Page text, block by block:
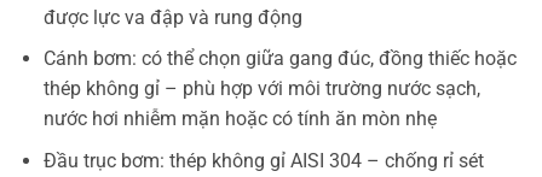
được lực va đập và rung động
Cánh bơm: có thể chọn giữa gang đúc, đồng thiếc hoặc
thép không gỉ – phù hợp với môi trường nước sạch,
nước hơi nhiễm mặn hoặc có tính ăn mòn nhẹ
Đầu trục bơm: thép không gỉ AISI 304 – chống rỉ sét